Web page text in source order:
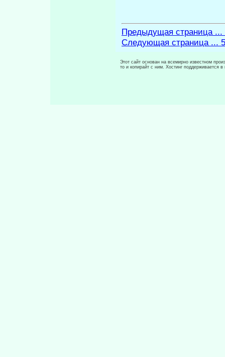
Предыдущая страница ...
Следующая страница ...
Этот сайт основан на всемирно известном
то и копирайт с ним. Хостинг поддерживается